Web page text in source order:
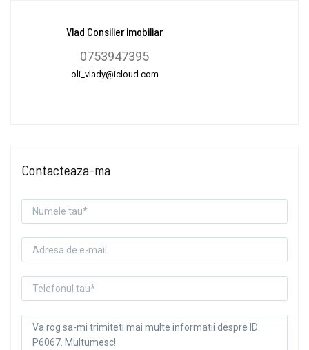
Vlad Consilier imobiliar
0753947395
oli_vlady@icloud.com
Contacteaza-ma